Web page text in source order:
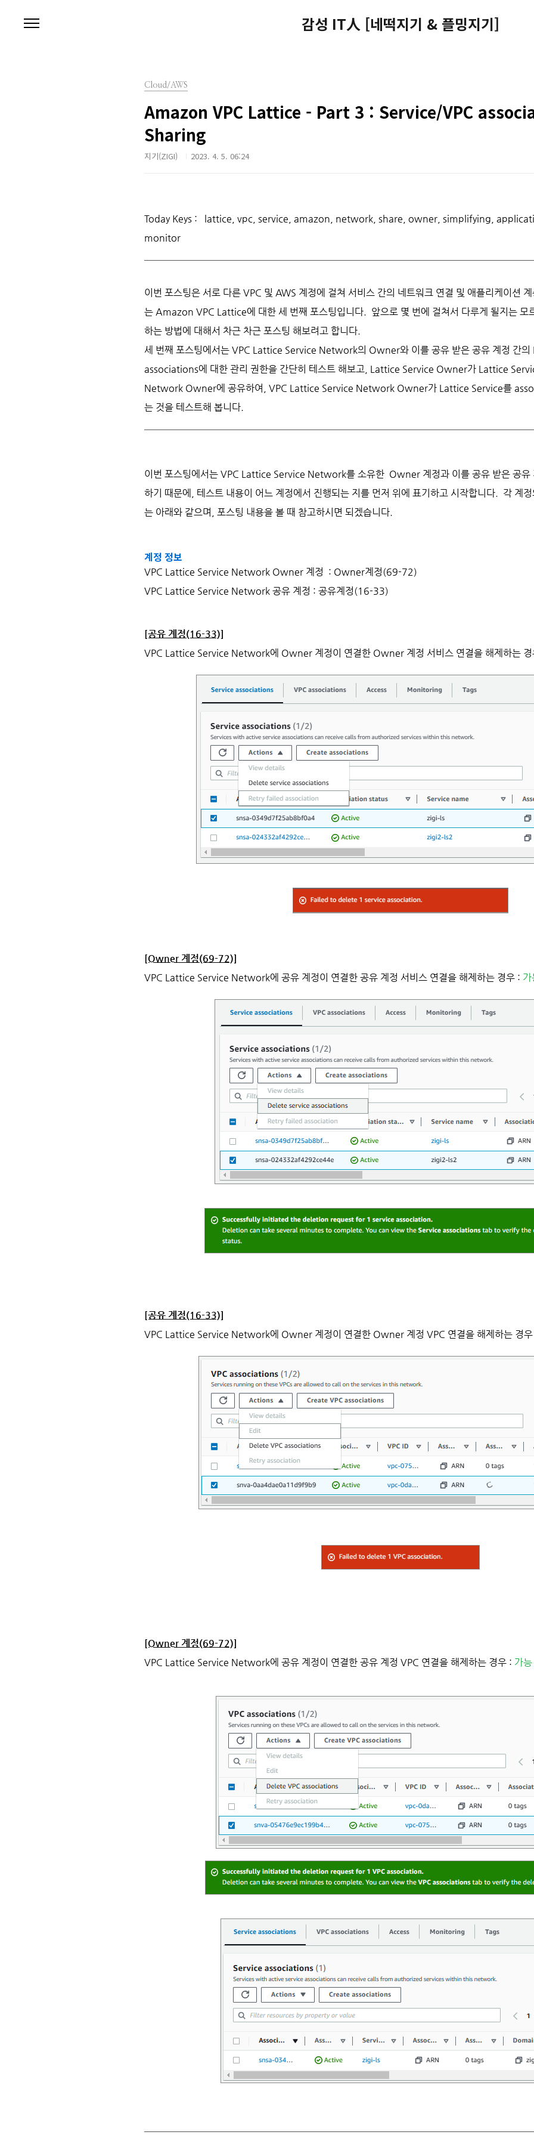
감성 IT人 [네떡지기 & 플밍지기]
Cloud/AWS
Amazon VPC Lattice - Part 3 : Service/VPC
Sharing
지기(ZIGI) 2023. 4. 5. 06:24
Today Keys :
lattice, vpc, service, amazon, network, share, owner, simplifying,
monitor
이번 포스팅은 서로 다른 VPC 및 AWS 계정에 걸쳐 서비스 간의 네트워크 연결 및 애플리케이션
는 Amazon VPC Lattice에 대한 세 번째 포스팅입니다. 앞으로 몇 번에 걸쳐서 다루게 될지는 모
하는 방법에 대해서 차근 차근 포스팅 해보려고 합니다.
세 번째 포스팅에서는 VPC Lattice Service Network의 Owner와 이를 공유 받은 공유 계정 간
associations에 대한 관리 권한을 간단히 테스트 해보고, Lattice Service Owner가 Lattice
Network Owner에 공유하여, VPC Lattice Service Network Owner가 Lattice Service를
는 것을 테스트해 봅니다.
이번 포스팅에서는 VPC Lattice Service Network를 소유한 Owner 계정과 이를 공유 받은 공유
하기 때문에, 테스트 내용이 어느 계정에서 진행되는 지를 먼저 위에 표기하고 시작합니다. 각 계
는 아래와 같으며, 포스팅 내용을 볼 때 참고하시면 되겠습니다.
계정 정보
VPC Lattice Service Network Owner 계정 : Owner계정(69-72)
VPC Lattice Service Network 공유 계정 : 공유계정(16-33)
[공유 계정(16-33)]
VPC Lattice Service Network에 Owner 계정이 연결한 Owner 계정 서비스 연결을 해제하는
[Owner 계정(69-72)]
VPC Lattice Service Network에 공유 계정이 연결한 공유 계정 서비스 연결을 해제하는 경우 : 가
[공유 계정(16-33)]
VPC Lattice Service Network에 Owner 계정이 연결한 Owner 계정 VPC 연결을 해제하는 경
[Owner 계정(69-72)]
VPC Lattice Service Network에 공유 계정이 연결한 공유 계정 VPC 연결을 해제하는 경우 : 가능